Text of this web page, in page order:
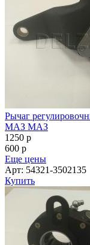
Рычаг
МАЗ МАЗ
1250 p
600 p
Еще цены
Арт: 54321-3502135
Купить